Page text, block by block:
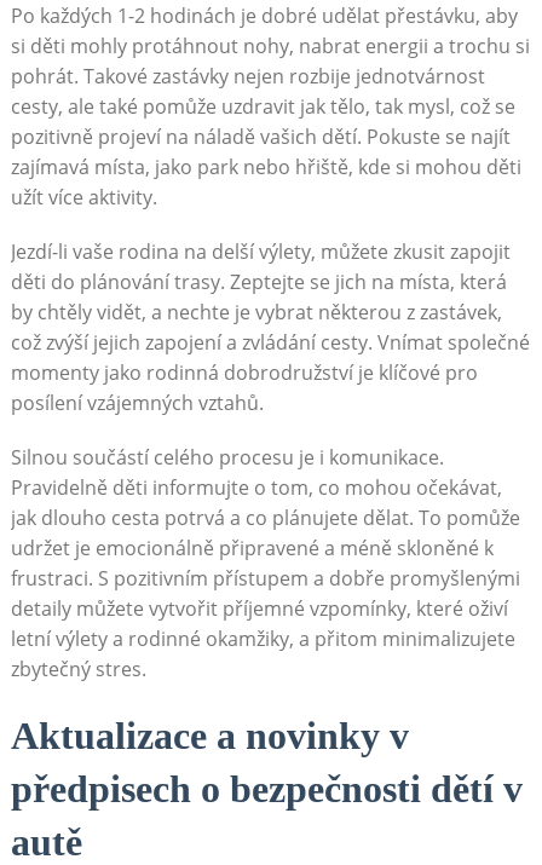
Po každých 1-2 hodinách je dobré udělat přestávku, aby
si děti mohly protáhnout nohy, nabrat energii a trochu si
pohrát. Takové zastávky nejen rozbije jednotvárnost
cesty, ale také pomůže uzdravit jak tělo, tak mysl, což se
pozitivně projeví na náladě vašich dětí. Pokuste se najít
zajímavá místa, jako park nebo hřiště, kde si mohou děti
užít více aktivity.
Jezdí-li vaše rodina na delší výlety, můžete zkusit zapojit
děti do plánování trasy. Zeptejte se jich na místa, která
by chtěly vidět, a nechte je vybrat některou z zastávek,
což zvýší jejich zapojení a zvládání cesty. Vnímat společné
momenty jako rodinná dobrodružství je klíčové pro
posílení vzájemných vztahů.
Silnou součástí celého procesu je i komunikace.
Pravidelně děti informujte o tom, co mohou očekávat,
jak dlouho cesta potrvá a co plánujete dělat. To pomůže
udržet je emocionálně připravené a méně skloněné k
frustraci. S pozitivním přístupem a dobře promyšlenými
detaily můžete vytvořit příjemné vzpomínky, které oživí
letní výlety a rodinné okamžiky, a přitom minimalizujete
zbytečný stres.
Aktualizace a novinky v
předpisech o bezpečnosti dětí v
autě